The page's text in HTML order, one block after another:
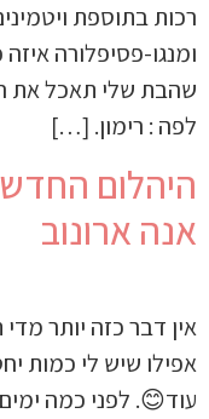
רכות בתוספת
ומנגו-פסיפלורה
שהבת שלי תאכל את
לפה : רימון. […]
היהלום
אנה ארונוב
אין דבר כזה יותר
אפילו שיש לי כמות
עוד😊. לפני כמה